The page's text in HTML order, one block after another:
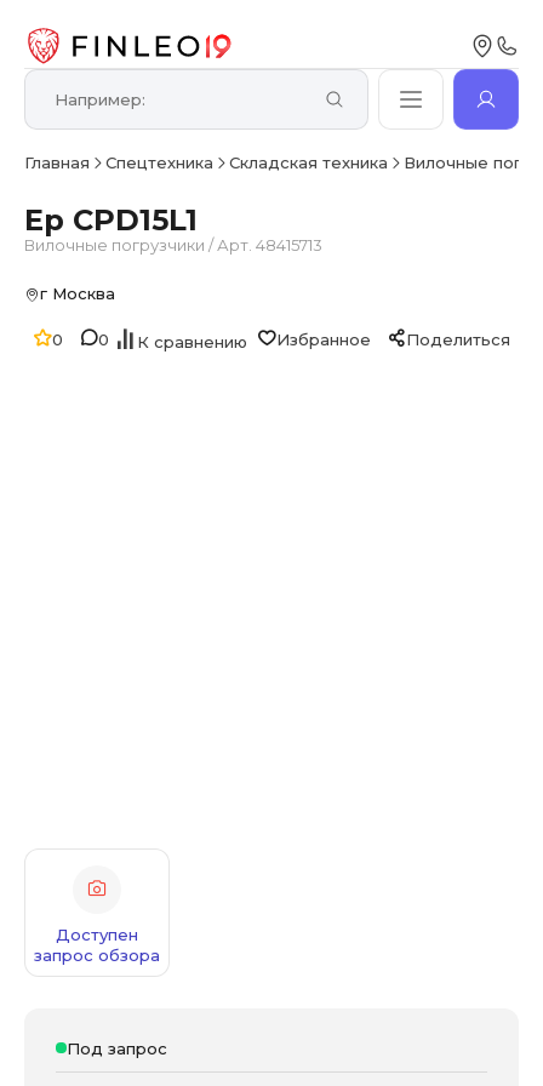
Главная Спецтехника Складская техника Вилочные
Ep CPD15L1
Вилочные погрузчики /Арт. 48415713
0 0 К сравнению Избранное Поделиться
г Москва
Доступен
запрос обзора
Под запрос